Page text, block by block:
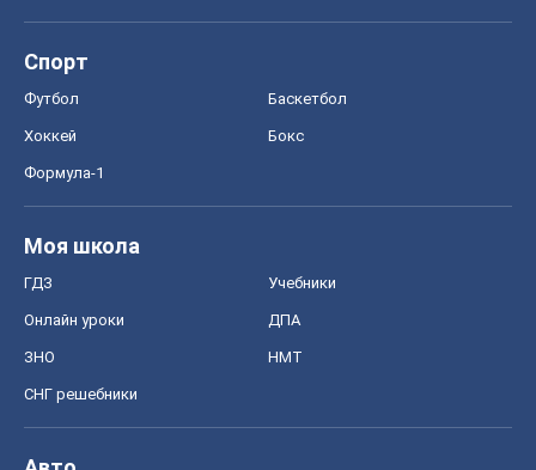
Спорт
Футбол Баскетбол
Хоккей Бокс
Формула-1
Моя школа
ГДЗ Учебники
Онлайн уроки ДПА
ЗНО НМТ
СНГ решебники